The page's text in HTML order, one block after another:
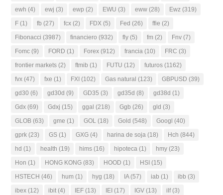
ewh (4) ewj (3) ewp (2) EWU (3) eww (28) Ewz (319)
F (1) fb (27) fcx (2) FDX (5) Fed (26) ffie (2)
Fibonacci (3987) financiero (932) fly (5) fm (2) Fnv (7)
Fomc (9) FORD (1) Forex (912) francia (10) FRC (3)
frontier markets (2) ftmib (1) FUTU (12) futuros (1162)
fvx (47) fxe (1) FXI (102) Gas natural (123) GBPUSD (39)
gd30 (6) gd30d (9) GD35 (3) gd35d (8) gd38d (1)
Gdx (69) Gdxj (15) ggal (218) Ggb (26) gld (3)
GLOB (63) gme (1) GOL (18) Gold (548) Googl (40)
gprk (23) GS (1) GXG (4) harina de soja (18) Hch (844)
hd (1) health (19) hims (16) hipoteca (1) hmy (23)
Hon (1) HONG KONG (83) HOOD (1) HSI (15)
HSTECH (46) hum (1) hyg (18) IA(57) iab (1) ibb (3)
ibex (12) ibit (4) IEF (13) IEI (17) IGV (13) ilf(3)